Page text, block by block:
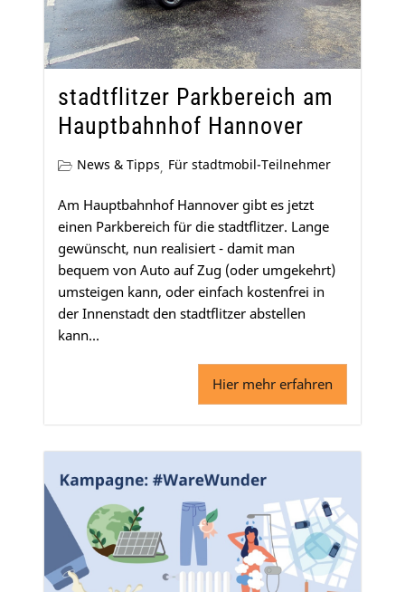
stadtflitzer Parkbereich am
Hauptbahnhof Hannover
News & Tipps, Für stadtmobil-Teilnehmer
Am Hauptbahnhof Hannover gibt es jetzt
einen Parkbereich für die stadtflitzer. Lange
gewünscht, nun realisiert - damit man
bequem von Auto auf Zug (oder umgekehrt)
umsteigen kann, oder einfach kostenfrei in
der Innenstadt den stadtflitzer abstellen
kann...
Hier mehr erfahren